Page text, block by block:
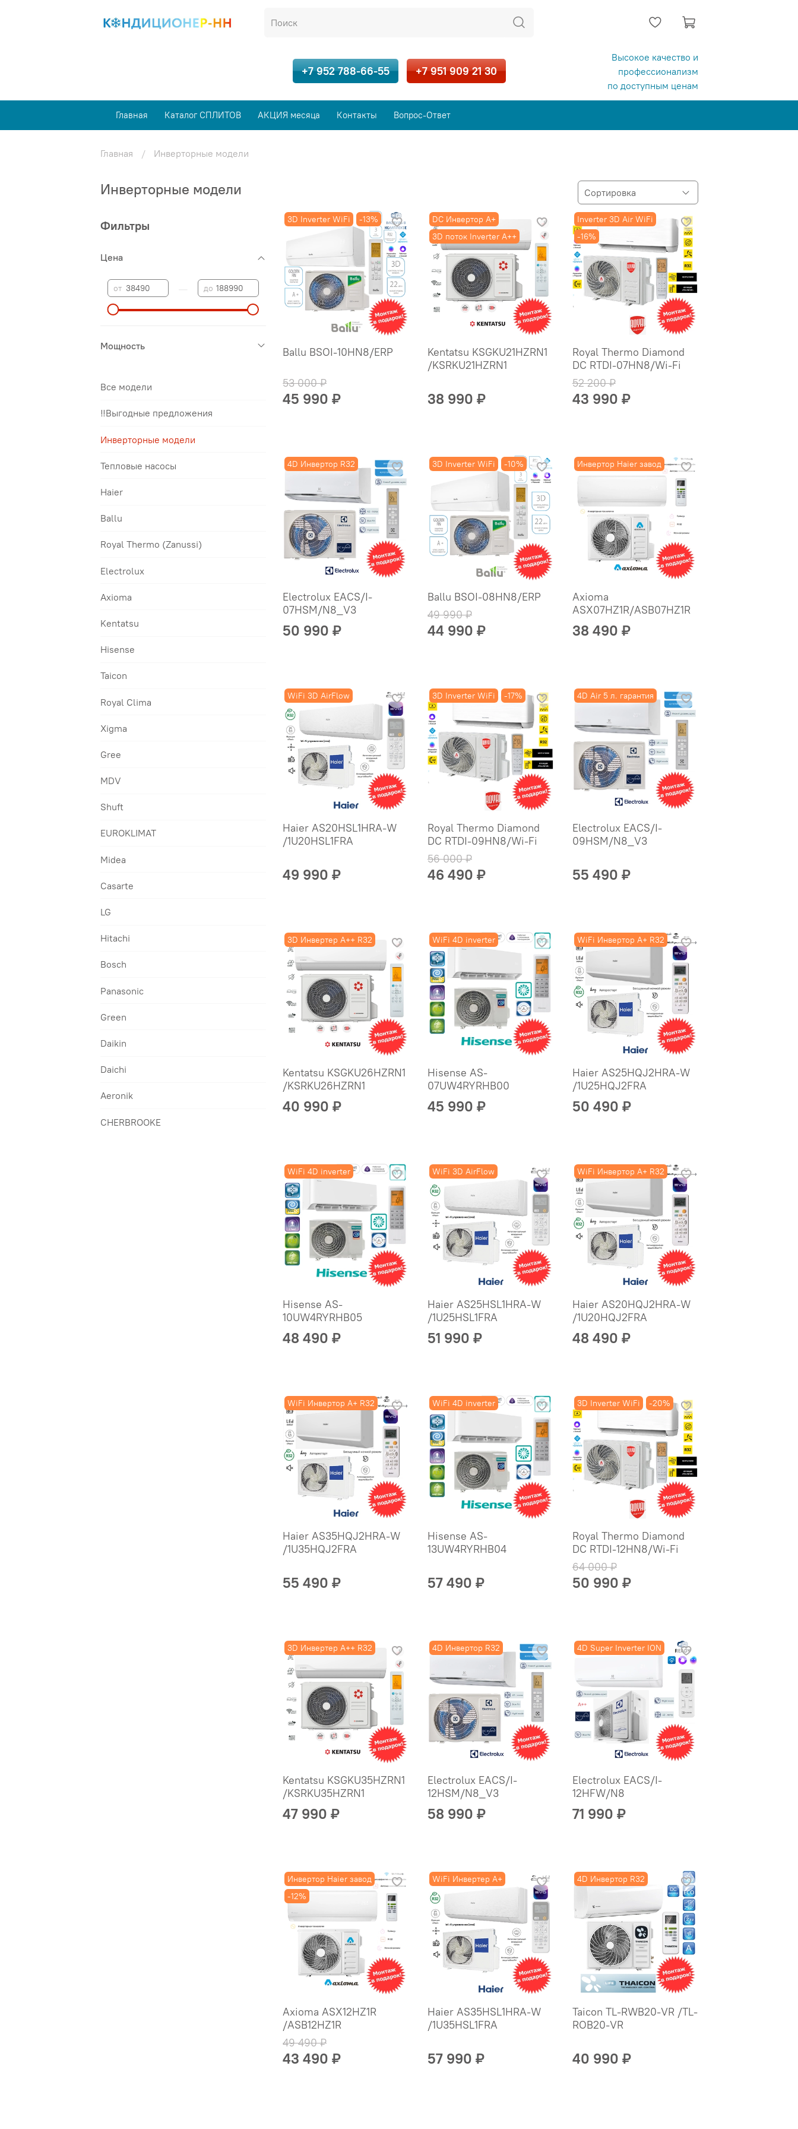
+7 952 788-66-55 +7 951 909 21 30
Высокое качество и
профессионализм
по доступным ценам
Главная Каталог СПЛИТОВ АКЦИЯ месяца Контакты Вопрос-Ответ
Главная Инверторные модели
Инверторные модели
3D Inverter WiFi -13%
Ballu BSOI-10HN8/ERP
53 000 ₽
45 990 ₽
DC Инвертор A+
3D поток Inverter А++
Kentatsu KSGKU21HZRN1
/KSRKU21HZRN1
38 990 ₽
Inverter 3D Air WiFi
-16%
Royal Thermo Diamond
DC RTDI-07HN8/Wi-Fi
52 200 ₽
43 990 ₽
4D Инвертор R32
Electrolux EACS/I-
07HSM/N8_V3
50 990 ₽
3D Inverter WiFi -10%
Ballu BSOI-08HN8/ERP
49 990 ₽
44 990 ₽
Инвертор Haier завод
Axioma
ASX07HZ1R/ASB07HZ1R
38 490 ₽
WiFi 3D AirFlow
Haier AS20HSL1HRA-W
/1U20HSL1FRA
49 990 ₽
3D Inverter WiFi -17%
Royal Thermo Diamond
DC RTDI-09HN8/Wi-Fi
56 000 ₽
46 490 ₽
4D Air 5 л. гарантия
Electrolux EACS/I-
09HSM/N8_V3
55 490 ₽
3D Инвертер A++ R32
Kentatsu KSGKU26HZRN1
/KSRKU26HZRN1
40 990 ₽
WiFi 4D inverter
Hisense AS-
07UW4RYRHB00
45 990 ₽
WiFi Инвертор A+ R32
Haier AS25HQJ2HRA-W
/1U25HQJ2FRA
50 490 ₽
WiFi 4D inverter
Hisense AS-
10UW4RYRHB05
48 490 ₽
WiFi 3D AirFlow
Haier AS25HSL1HRA-W
/1U25HSL1FRA
51 990 ₽
WiFi Инвертор A+ R32
Haier AS20HQJ2HRA-W
/1U20HQJ2FRA
48 490 ₽
WiFi Инвертор A+ R32
Haier AS35HQJ2HRA-W
/1U35HQJ2FRA
55 490 ₽
WiFi 4D inverter
Hisense AS-
13UW4RYRHB04
57 490 ₽
3D Inverter WiFi -20%
Royal Thermo Diamond
DC RTDI-12HN8/Wi-Fi
64 000 ₽
50 990 ₽
3D Инвертер A++ R32
Kentatsu KSGKU35HZRN1
/KSRKU35HZRN1
47 990 ₽
4D Инвертор R32
Electrolux EACS/I-
12HSM/N8_V3
58 990 ₽
4D Super Inverter ION
Electrolux EACS/I-
12HFW/N8
71 990 ₽
Инвертор Haier завод
-12%
Axioma ASX12HZ1R
/ASB12HZ1R
49 490 ₽
43 490 ₽
WiFi Инвертер А+
Haier AS35HSL1HRA-W
/1U35HSL1FRA
57 990 ₽
4D Инвертор R32
Taicon TL-RWB20-VR /TL-
ROB20-VR
40 990 ₽
Фильтры
Цена
от до
Мощность
Все модели
‼️Выгодные предложения
Инверторные модели
Тепловые насосы
Haier
Ballu
Royal Thermo (Zanussi)
Electrolux
Axioma
Kentatsu
Hisense
Taicon
Royal Clima
Xigma
Gree
MDV
Shuft
EUROKLIMAT
Midea
Casarte
LG
Hitachi
Bosch
Panasonic
Green
Daikin
Daichi
Aeronik
CHERBROOKE